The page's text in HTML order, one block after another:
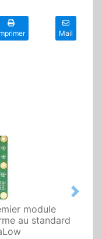
Mail
module
au standard
Next